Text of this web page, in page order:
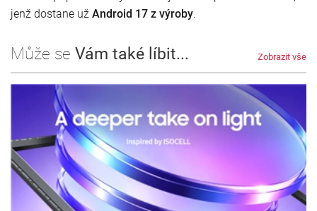
jenž dostane už Android 17 z výroby.
Může se Vám také líbit... Zobrazit vše